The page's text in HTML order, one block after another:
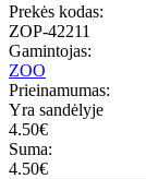
Prekės kodas:
ZOP-42211
Gamintojas:
ZOO
Prieinamumas:
Yra sandėlyje
4.50€
Suma:
4.50€